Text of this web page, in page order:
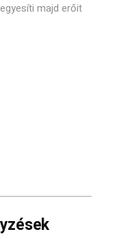
majd erőit